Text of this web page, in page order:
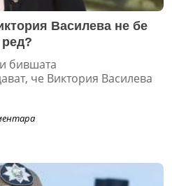
Василева не бе
бившата
че Виктория Василева